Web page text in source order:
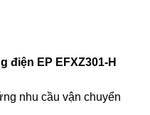
điện EP EFXZ301-H
nhu cầu vận chuyển